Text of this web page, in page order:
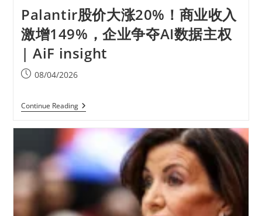
Palantir股价大涨20%！商业收入
激增149%，企业争夺AI数据主权
| AiF insight
08/04/2026
Continue Reading